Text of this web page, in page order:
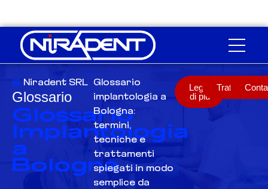
Niradent SRL
Glossario
Glossario
Implantologia
a
Bologna
Glossario
implantologia a
Bologna:
termini,
tecniche e
trattamenti
spiegati in modo
semplice da
Leggi
di più
Trattamento